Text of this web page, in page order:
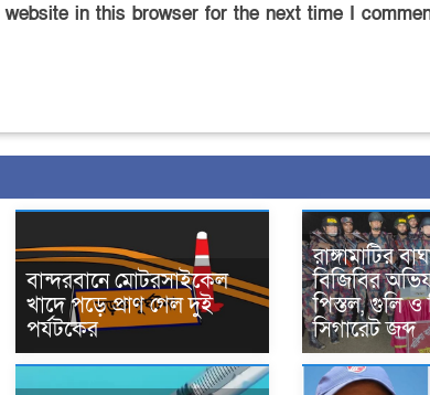
in this browser for the next time I
বান্দরবানে মোটরসাইকেল
খাদে পড়ে প্রাণ গেল দুই
পর্যটকের
রাঙ্গামাটির
বিজিবির
পিস্তল, গুলি ও
সিগারেট জব্দ